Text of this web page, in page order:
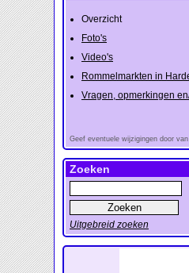
Overzicht
Foto's
Video's
Rommelmarkten in
Vragen, opmerkingen
Geef eventuele wijzigingen door
Zoeken
Uitgebreid zoeken